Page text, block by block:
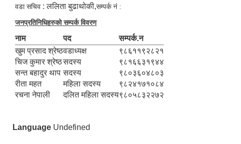
वडा सचिव : ललिता बुढाथोकी,सम्पर्क नं :
जनप्रतिनिधिहरुको सम्पर्क विवरण
नाम पद
सम्पर्क.न
खुम प्रसाद श्रेष्ठवडाध्यक्ष
९८६११९२८२१
चिज कुमार श्रेष्ठसदस्य
९८१६६३१९४४
सन्त बहादुर थाप सदस्य
९८०३६०४८०३
रीता महत
महिला सदस्य
९८२४१७१०८४
रचना नेपाली
दलित महिला सदस्य९८०५८३२२७२
Language Undefined